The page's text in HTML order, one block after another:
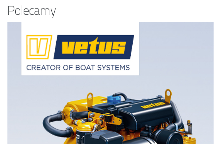
Polecamy